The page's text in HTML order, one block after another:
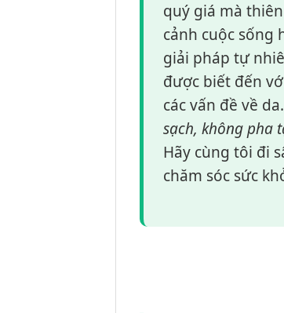
quý giá mà
cảnh cuộc sống
giải pháp tự
được biết đến
các vấn đề về
sạch, không pha
Hãy cùng tôi đi
chăm sóc sức